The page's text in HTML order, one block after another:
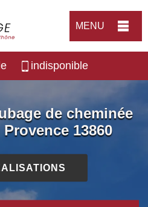
MENU
indisponible
de cheminée
13860